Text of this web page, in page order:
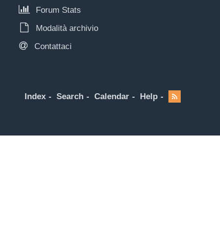
Forum Stats
Modalità archivio
Contattaci
Index Search Calendar Help